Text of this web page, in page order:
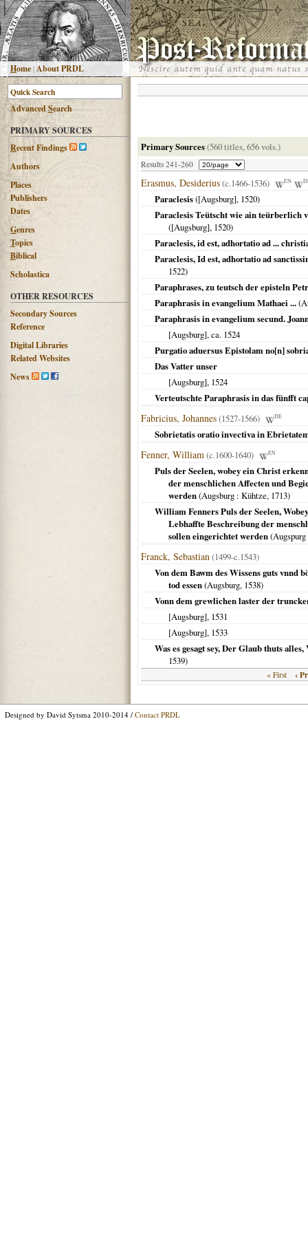
Home|About PRDL
AdvancedSearch
PRIMARY SOURCES
Recent Findings
Authors
Places
Publishers
Dates
Genres
Topics
Biblical
Scholastica
OTHER RESOURCES
Secondary Sources
Reference
Digital Libraries
Related Websites
News
Primary Sources(560 titles, 656 vols.)
Results 241-260
Erasmus, Desiderius(c.1466-1536) EN
Paraclesis([Augsburg], 1520)
Paraclesis Teütscht wie ain teürberlich
([Augsburg], 1520)
Paraclesis, id est, adhortatio ad ...
Paraclesis, Id est, adhortatio ad
1522)
Paraphrases, zu teutsch der episteln
Paraphrasis in evangelium Mathaei ...(
Paraphrasis in evangelium secund.
[Augsburg], ca. 1524
Purgatio aduersus Epistolam no[n]
Das Vatter unser
[Augsburg], 1524
Verteutschte Paraphrasis in das fünfft
Fabricius, Johannes(1527-1566) DE
Sobrietatis oratio invectiva in
Fenner, William(c.1600-1640) EN
Puls der Seelen, wobey ein Christ
der menschlichen Affecten und
werden(Augsburg : Kühtze, 1713)
William Fenners Puls der Seelen,
Lebhaffte Beschreibung der
sollen eingerichtet werden(Augspurg
Franck, Sebastian(1499-c.1543)
Von dem Bawm des Wissens guts vnnd
tod essen(Augsburg, 1538)
Vonn dem grewlichen laster der
[Augsburg], 1531
[Augsburg], 1533
Was es gesagt sey, Der Glaub thuts
1539)
« First ‹
Designed by David Sytsma 2010-2014 / Contact PRDL